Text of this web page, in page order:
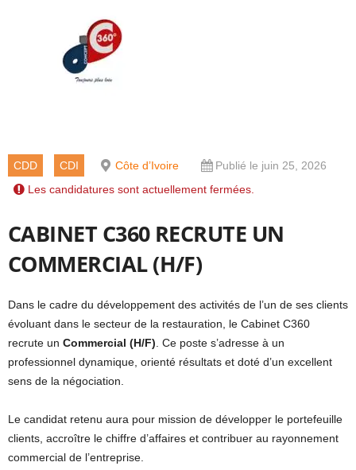
CDD CDI Côte d’Ivoire
Publié le juin 25, 2026
Les candidatures sont actuellement fermées.
CABINET C360 RECRUTE UN
COMMERCIAL (H/F)
Dans le cadre du développement des activités de l’un de ses clients
évoluant dans le secteur de la restauration, le Cabinet C360
recrute un Commercial (H/F) . Ce poste s’adresse à un
professionnel dynamique, orienté résultats et doté d’un excellent
sens de la négociation.
Le candidat retenu aura pour mission de développer le portefeuille
clients, accroître le chiffre d’affaires et contribuer au rayonnement
commercial de l’entreprise.